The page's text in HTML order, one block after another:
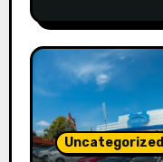
Uncategorized